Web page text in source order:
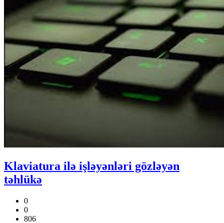
Klaviatura ilə işləyənləri gözləyən
təhlükə
0
0
806